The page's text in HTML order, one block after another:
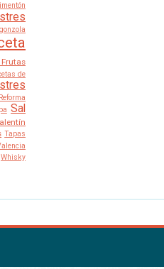
de
Reforma
Sal
Tapas
Whisky